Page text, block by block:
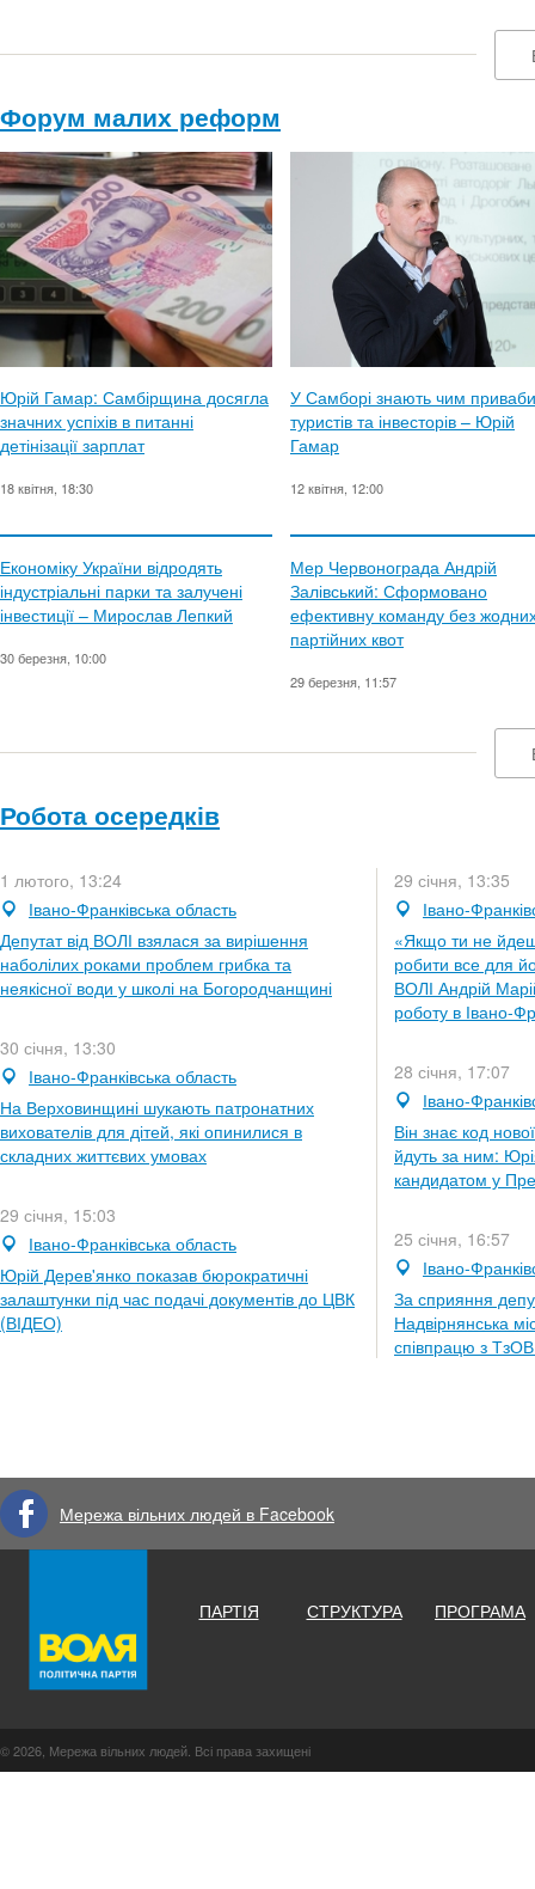
Форум малих реформ
Юрій Гамар: Самбірщина досягла
значних успіхів в питанні
детінізації зарплат
18 квітня, 18:30
У Самборі знають чим
туристів та інвесторів – Юрій
Гамар
12 квітня, 12:00
Економіку України відродять
індустріальні парки та залучені
інвестиції – Мирослав Лепкий
30 березня, 10:00
Мер Червонограда Андрій
Залівський: Сформовано
ефективну команду без
партійних квот
29 березня, 11:57
Робота осередків
1 лютого, 13:24
Івано-Франківська область
Депутат від ВОЛІ взялася за вирішення
наболілих роками проблем грибка та
неякісної води у школі на Богородчанщині
30 січня, 13:30
Івано-Франківська область
На Верховинщині шукають патронатних
вихователів для дітей, які опинилися в
складних життєвих умовах
29 січня, 15:03
Івано-Франківська область
Юрій Дерев'янко показав бюрократичні
залаштунки під час подачі документів до ЦВК
(ВІДЕО)
29 січня, 13:35
Івано-
«Якщо ти не
робити все для
ВОЛІ Андрій
роботу в Івано-
28 січня, 17:07
Івано-
Він знає код
йдуть за ним:
кандидатом у
25 січня, 16:57
Івано-
За сприяння
Надвірнянська
співпрацю з
Мережа вільних людей в Facebook
ПАРТІЯ СТРУКТУРА ПРОГРАМА
© 2026, Мережа вільних людей. Всі права захищені